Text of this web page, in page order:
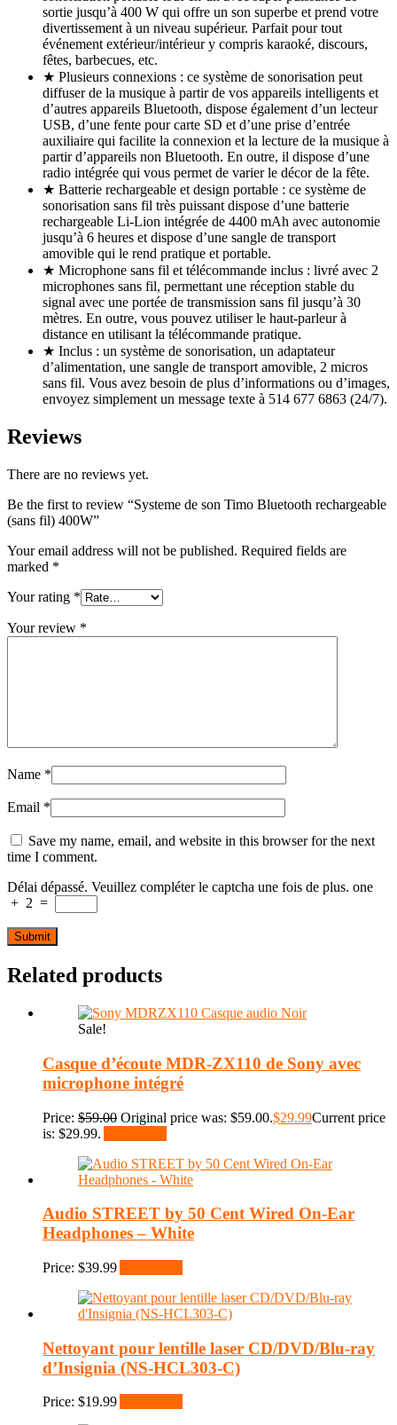
sortie jusqu’à 400 W qui offre un son superbe et prend votre
divertissement à un niveau supérieur. Parfait pour tout
événement extérieur/intérieur y compris karaoké, discours,
fêtes, barbecues, etc.
★ Plusieurs connexions : ce système de sonorisation peut
diffuser de la musique à partir de vos appareils intelligents et
d’autres appareils Bluetooth, dispose également d’un lecteur
USB, d’une fente pour carte SD et d’une prise d’entrée
auxiliaire qui facilite la connexion et la lecture de la musique à
partir d’appareils non Bluetooth. En outre, il dispose d’une
radio intégrée qui vous permet de varier le décor de la fête.
★ Batterie rechargeable et design portable : ce système de
sonorisation sans fil très puissant dispose d’une batterie
rechargeable Li-Lion intégrée de 4400 mAh avec autonomie
jusqu’à 6 heures et dispose d’une sangle de transport
amovible qui le rend pratique et portable.
★ Microphone sans fil et télécommande inclus : livré avec 2
microphones sans fil, permettant une réception stable du
signal avec une portée de transmission sans fil jusqu’à 30
mètres. En outre, vous pouvez utiliser le haut-parleur à
distance en utilisant la télécommande pratique.
★ Inclus : un système de sonorisation, un adaptateur
d’alimentation, une sangle de transport amovible, 2 micros
sans fil. Vous avez besoin de plus d’informations ou d’images,
envoyez simplement un message texte à 514 677 6863 (24/7).
Reviews
There are no reviews yet.
Be the first to review “Systeme de son Timo Bluetooth rechargeable
(sans fil) 400W”
Your email address will not be published. Required fields are
marked *
Your rating *
Your review *
Name *
Email *
Save my name, email, and website in this browser for the next
time I comment.
Délai dépassé. Veuillez compléter le captcha une fois de plus. one
+ 2 =
Related products
Sale!
Casque d’écoute MDR-ZX110 de Sony avec
microphone intégré
Price: $59.00 Original price was: $59.00.$29.99Current price
is: $29.99.
Audio STREET by 50 Cent Wired On-Ear
Headphones – White
Price: $39.99
Nettoyant pour lentille laser CD/DVD/Blu-ray
d’Insignia (NS-HCL303-C)
Price: $19.99